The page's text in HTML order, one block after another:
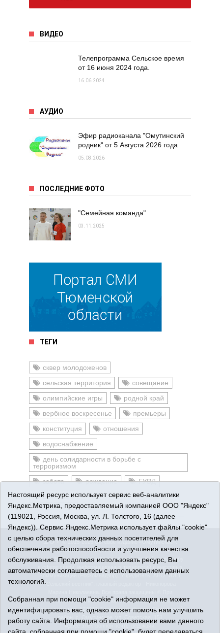
ВИДЕО
Телепрограмма Сельское время
от 16 июня 2024 года.
16.06.2024
АУДИО
Эфир радиоканала "Омутинский
родник" от 5 Августа 2026 года
05.08.2026
ПОСЛЕДНИЕ ФОТО
"Семейная команда"
03.11.2025
ТЕГИ
сквер молодоженов
сельская территория
совещание
олимпийские игры
родной край
вербное воскресенье
премьеры
конституция
отношения
водоснабжение
день солидарности в борьбе с
терроризмом
забота
рождение
ГУВД
спектакль
16+© 2015-2026 Сетевое издание «Омутинское».
Регистрационный номер СМИ Эл № ФС77-65144 от 28
марта 2016 г., выданное Федеральной службой по надзору
коммуникаций (Роскомнадзор). Учредитель: АНО "ИИЦ
"Сельский вестник", главный редактор - Никонорова
использовании материалов ссылка обязательна.
Адрес редакции: 627070, Тюменская область, Омутинский
район, с. Омутинское, ул. Советская, 151
Адрес электронной почты редакции:
Настоящий ресурс использует сервис веб-аналитики
Яндекс.Метрика, предоставляемый компанией ООО "Яндекс"
(119021, Россия, Москва, ул. Л. Толстого, 16 (далее —
Яндекс)). Сервис Яндекс.Метрика использует файлы "cookie"
с целью сбора технических данных посетителей для
обеспечения работоспособности и улучшения качества
обслуживания. Продолжая использовать ресурс, Вы
автоматически соглашаетесь с использованием данных
технологий.
Собранная при помощи "cookie" информация не может
идентифицировать вас, однако может помочь нам улучшить
работу сайта. Информация об использовании вами данного